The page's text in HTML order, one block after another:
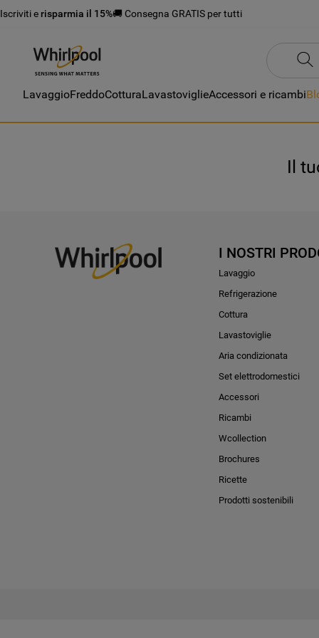
Iscriviti e risparmia il 15%🚚 Consegna GRATIS per tutti
LavaggioFreddoCotturaLavastoviglieAccessori e ricambi
Il
I NOSTRI
Lavaggio
Refrigerazione
Cottura
Lavastoviglie
Aria condizionata
Set elettrodomestici
Accessori
Ricambi
Wcollection
Brochures
Ricette
Prodotti sostenibili